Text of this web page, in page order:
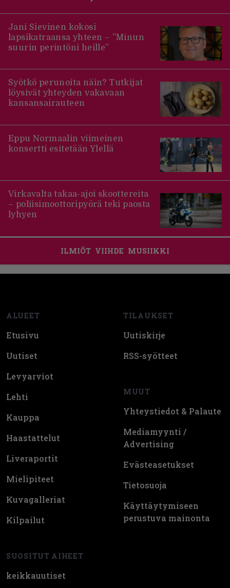
Jani Sievinen kokosi
lapsikatraansa yhteen – ”Minun
suurin perintöni heille”
Syötkö perunoita näin? Tutkijat
löysivät yhteyden vakavaan
kansansairauteen
Eppu Normaalin viimeinen
konsertti esitetään Ylellä
Virkavalta takaa-ajoi skoottereita
– poliisimoottoripyörä teki paosta
lyhyen
ILMIÖT VIIHDE MUSIIKKI
ALUEET
Etusivu
Uutiset
Levyarviot
Lehti
Kauppa
Haastattelut
Liveraportit
Mielipiteet
Kuvagalleriat
Kilpailut
SUOSITUT AIHEET
keikkauutiset
TILAUKSET
Uutiskirje
RSS-syötteet
MUUT
Yhteystiedot & Palaute
Mediamyynti /
Advertising
Evästeasetukset
Tietosuoja
Käyttäytymiseen
perustuva mainonta